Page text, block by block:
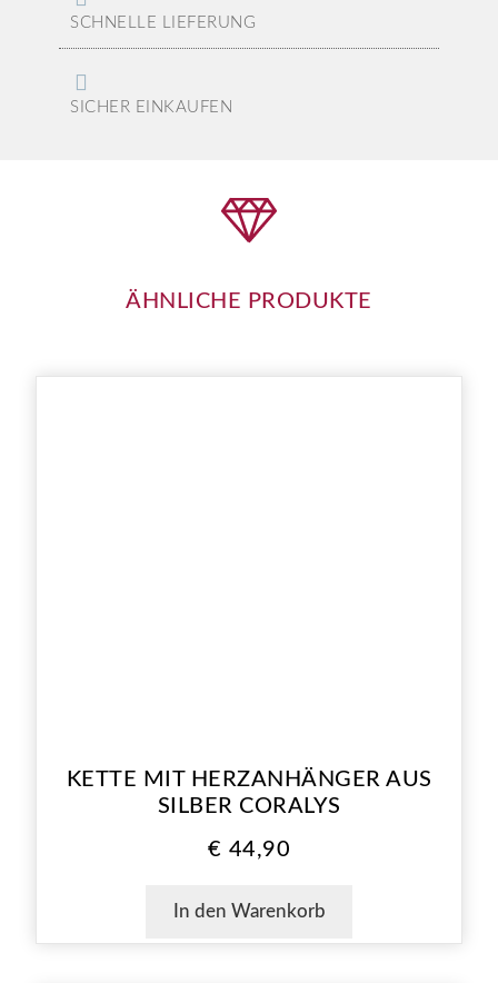
SCHNELLE LIEFERUNG
SICHER EINKAUFEN
ÄHNLICHE PRODUKTE
KETTE MIT HERZANHÄNGER AUS
SILBER CORALYS
€ 44,90
In den Warenkorb